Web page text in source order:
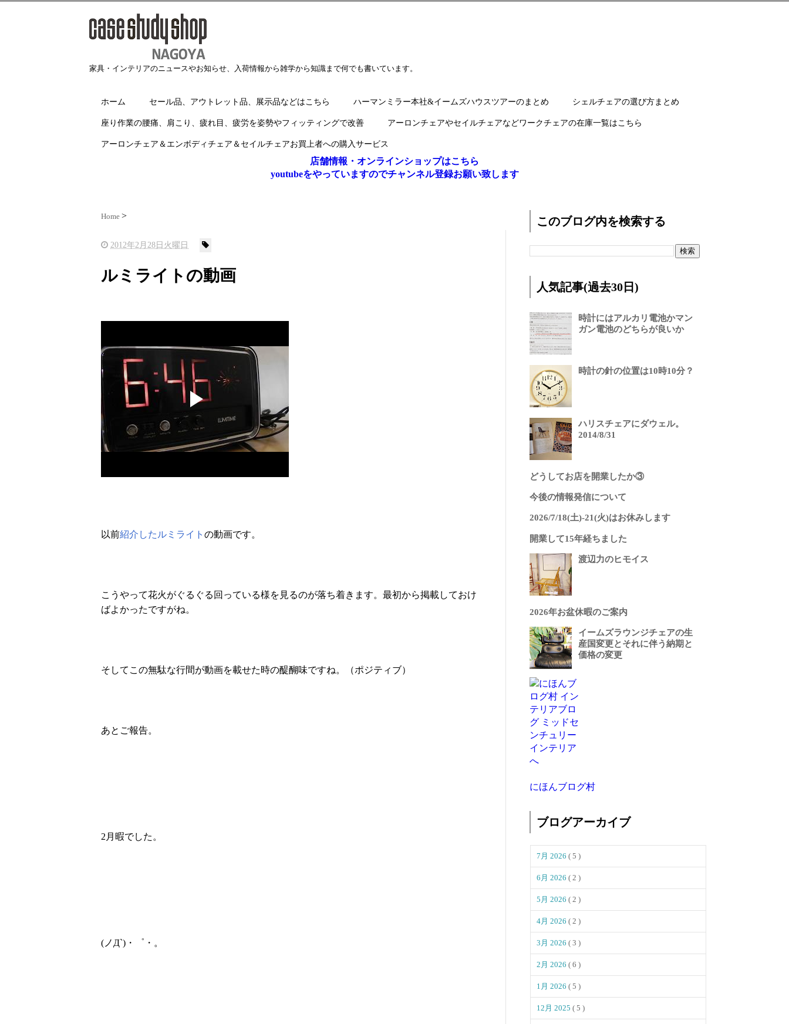
家具・インテリアのニュースやお知らせ、入荷情報から雑学から知識まで何でも書いています。
ホーム セール品、アウトレット品、展示品などはこちら ハーマンミラー本社&イームズハウスツアーのまとめ シェルチェアの選び方まとめ
座り作業の腰痛、肩こり、疲れ目、疲労を姿勢やフィッティングで改善 アーロンチェアやセイルチェアなどワークチェアの在庫一覧はこちら
アーロンチェア＆エンボディチェア＆セイルチェアお買上者への購入サービス
店舗情報・オンラインショップはこちら
youtubeをやっていますのでチャンネル登録お願い致します
Home
2012年2月28日火曜日
ルミライトの動画
以前紹介したルミライト の動画です。
こうやって花火がぐるぐる回っている様を見るのが落ち着きます。最初から掲載しておけ
ばよかったですがね。
そしてこの無駄な行間が動画を載せた時の醍醐味ですね。（ポジティブ）
あとご報告。
2月暇でした。
(ノД`)・゜・。
このブログ内を検索する
人気記事(過去30日)
時計にはアルカリ電池かマン
ガン電池のどちらが良いか
時計の針の位置は10時10分？
ハリスチェアにダウェル。
2014/8/31
どうしてお店を開業したか③
今後の情報発信について
2026/7/18(土)-21(火)はお休みします
開業して15年経ちました
渡辺力のヒモイス
2026年お盆休暇のご案内
イームズラウンジチェアの生
産国変更とそれに伴う納期と
価格の変更
にほんブログ村
ブログアーカイブ
7月 2026 ( 5 )
6月 2026 ( 2 )
5月 2026 ( 2 )
4月 2026 ( 2 )
3月 2026 ( 3 )
2月 2026 ( 6 )
1月 2026 ( 5 )
12月 2025 ( 5 )